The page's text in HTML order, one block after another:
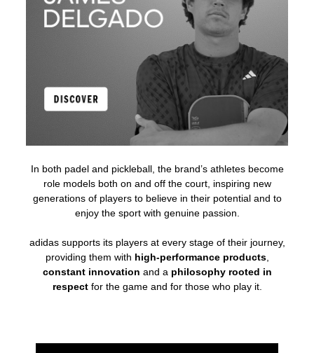
In both padel and pickleball, the brand’s athletes become
role models both on and off the court, inspiring new
generations of players to believe in their potential and to
enjoy the sport with genuine passion.
adidas supports its players at every stage of their journey,
providing them with high-performance products,
constant innovation and a philosophy rooted in
respectfor the game and for those who play it.